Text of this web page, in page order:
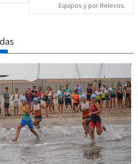
Equipos y por Relevos.